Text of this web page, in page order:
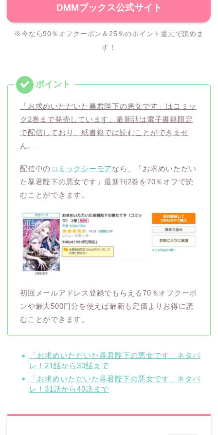
DMMブックス公式サイト
※今なら90％オフクーポン＆25％のポイント還元で読めま
す！
「お求めいただいた暴君陛下の悪女です」はコミッ
ク2巻まで発売しています。最新話は電子書籍限定
で配信しており、紙書籍では読むことができませ
ん。
配信中のコミックシーモアなら、「お求めいただい
た暴君陛下の悪女です」最新刊2巻を70％オフで読
むことができます。
初回メールアドレス登録でもらえる70％オフクーポ
ンや最大500円分を使えば最新も定価よりお得に読
むことができます。
「お求めいただいた暴君陛下の悪女です」ネタバ
レ！21話から30話まで
「お求めいただいた暴君陛下の悪女です」ネタバ
レ！31話から40話まで